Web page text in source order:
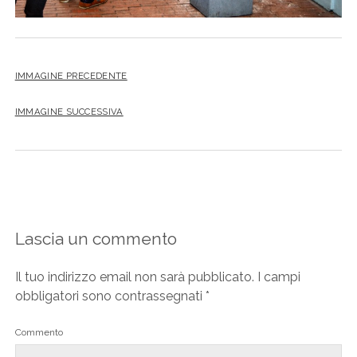
IMMAGINE PRECEDENTE
IMMAGINE SUCCESSIVA
Lascia un commento
Il tuo indirizzo email non sarà pubblicato.
I campi
obbligatori sono contrassegnati *
Commento